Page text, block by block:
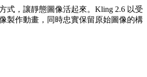
式，讓靜態圖像活起來。Kling 2.6 以受
製作動畫，同時忠實保留原始圖像的構